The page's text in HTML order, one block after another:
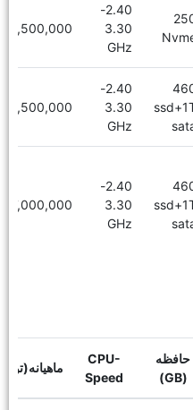
2.40-
3.30
GHz
18,500,000
2.40-
3.30
GHz
19,500,000
2.40-
3.30
GHz
27,000,000
حافظه
(GB)
CPU-
Speed